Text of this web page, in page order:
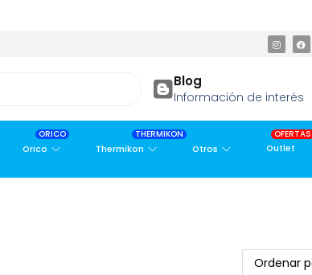
Blog
Información de interés
Orico
ORICO
Thermikon
THERMIKON
Otros
Outlet
OFERTAS